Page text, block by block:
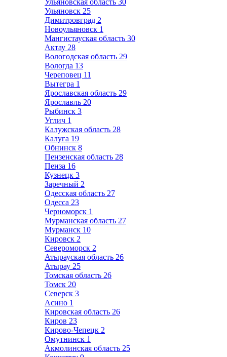
Ульяновская область 30
Ульяновск 25
Димитровград 2
Новоульяновск 1
Мангистауская область 30
Актау 28
Вологодская область 29
Вологда 13
Череповец 11
Вытегра 1
Ярославская область 29
Ярославль 20
Рыбинск 3
Углич 1
Калужская область 28
Калуга 19
Обнинск 8
Пензенская область 28
Пенза 16
Кузнецк 3
Заречный 2
Одесская область 27
Одесса 23
Черноморск 1
Мурманская область 27
Мурманск 10
Кировск 2
Североморск 2
Атырауская область 26
Атырау 25
Томская область 26
Томск 20
Северск 3
Асино 1
Кировская область 26
Киров 23
Кирово-Чепецк 2
Омутнинск 1
Акмолинская область 25